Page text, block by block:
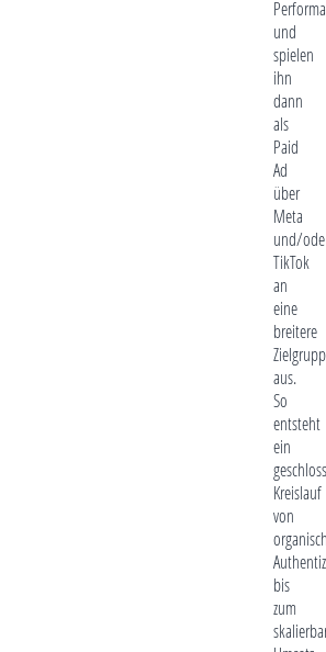
und
spielen
ihn
dann
als
Paid
Ad
über
Meta
und/
TikTok
an
eine
breitere
aus.
So
entsteht
ein
Kreislauf
von
bis
zum